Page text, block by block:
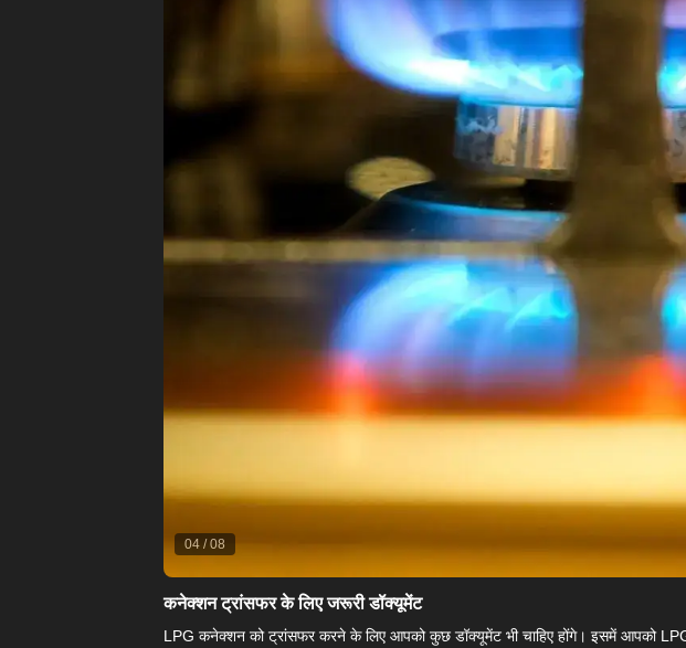
04 /08
कनेक्शन ट्रांसफर के लिए जरूरी डॉक्यूमेंट
LPG कनेक्शन को ट्रांसफर करने के लिए आपको कुछ डॉक्यूमेंट भी चाहिए होंगे। इसमें आपको